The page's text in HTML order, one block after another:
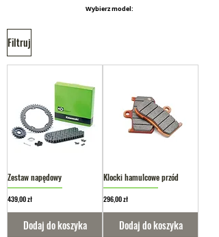
Wybierz model:
Filtruj
Zestaw napędowy
Cena
439,00 zł
Dodaj do koszyka
Klocki hamulcowe przód
Cena
296,00 zł
Dodaj do koszyka